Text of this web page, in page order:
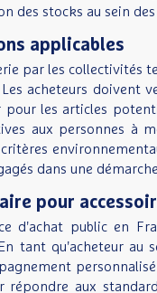
des stocks au sein des
applicables
par les
acheteurs doivent
les articles
aux personnes à
dans une
pour
d'achat public en
tant qu'acheteur
répondre aux